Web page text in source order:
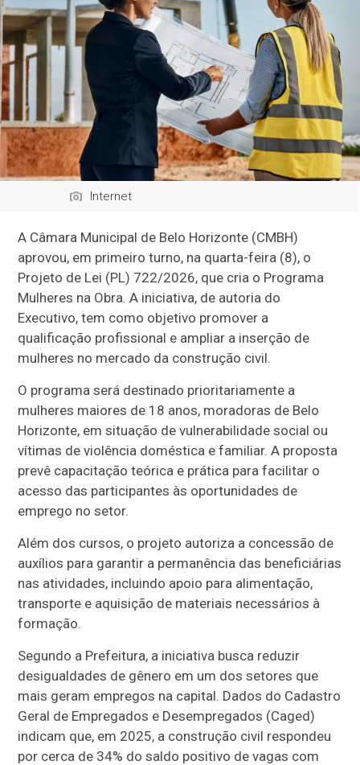
Internet
A Câmara Municipal de Belo Horizonte (CMBH)
aprovou, em primeiro turno, na quarta-feira (8), o
Projeto de Lei (PL) 722/2026, que cria o Programa
Mulheres na Obra. A iniciativa, de autoria do
Executivo, tem como objetivo promover a
qualificação profissional e ampliar a inserção de
mulheres no mercado da construção civil.
O programa será destinado prioritariamente a
mulheres maiores de 18 anos, moradoras de Belo
Horizonte, em situação de vulnerabilidade social ou
vítimas de violência doméstica e familiar. A proposta
prevê capacitação teórica e prática para facilitar o
acesso das participantes às oportunidades de
emprego no setor.
Além dos cursos, o projeto autoriza a concessão de
auxílios para garantir a permanência das beneficiárias
nas atividades, incluindo apoio para alimentação,
transporte e aquisição de materiais necessários à
formação.
Segundo a Prefeitura, a iniciativa busca reduzir
desigualdades de gênero em um dos setores que
mais geram empregos na capital. Dados do Cadastro
Geral de Empregados e Desempregados (Caged)
indicam que, em 2025, a construção civil respondeu
por cerca de 34% do saldo positivo de vagas com